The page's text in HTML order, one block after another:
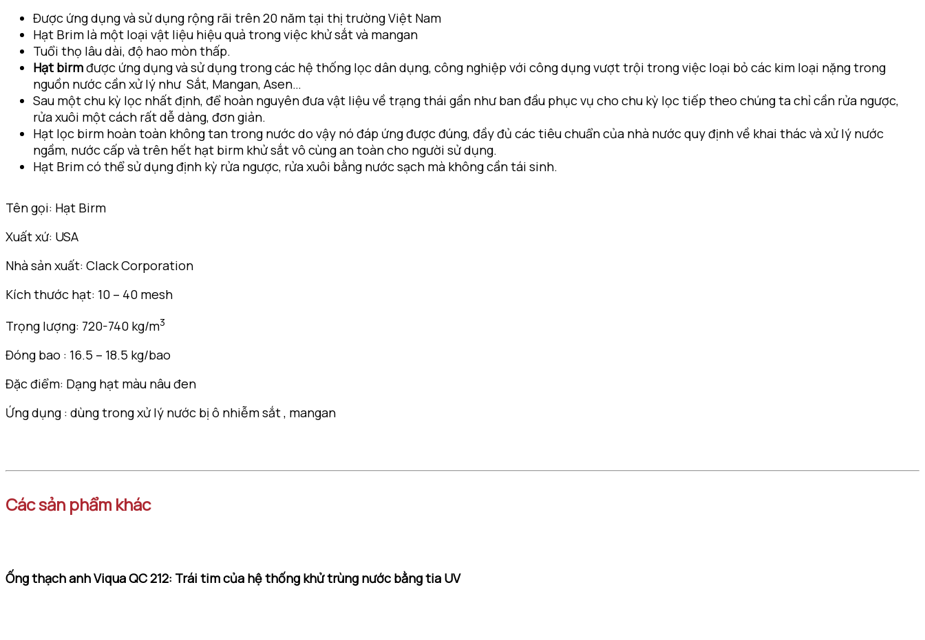
Được ứng dụng và sử dụng rộng rãi trên 20 năm tại thị trường Việt Nam
Hạt Brim là một loại vật liệu hiệu quả trong việc khử sắt và mangan
Tuổi thọ lâu dài, độ hao mòn thấp.
Hạt birmđược ứng dụng và sử dụng trong các hệ thống lọc dân dụng, công nghiệp với công dụng vượt trội trong việc loại bỏ các kim loại nặng trong
nguồn nước cần xử lý như Sắt, Mangan, Asen…
Sau một chu kỳ lọc nhất định, để hoàn nguyên đưa vật liệu về trạng thái gần như ban đầu phục vụ cho chu kỳ lọc tiếp theo chúng ta chỉ cần rửa ngược,
rửa xuôi một cách rất dễ dàng, đơn giản.
Hạt lọc birm hoàn toàn không tan trong nước do vậy nó đáp ứng được đúng, đầy đủ các tiêu chuẩn của nhà nước quy định về khai thác và xử lý nước
ngầm, nước cấp và trên hết hạt birm khử sắt vô cùng an toàn cho người sử dụng.
Hạt Brim có thể sử dụng định kỳ rửa ngược, rửa xuôi bằng nước sạch mà không cần tái sinh.
Tên gọi: Hạt Birm
Xuất xứ: USA
Nhà sản xuất: Clack Corporation
Kích thước hạt: 10 – 40 mesh
Trọng lượng: 720-740 kg/m3
Đóng bao : 16.5 – 18.5 kg/bao
Đặc điểm: Dạng hạt màu nâu đen
Ứng dụng : dùng trong xử lý nước bị ô nhiễm sắt , mangan
Các sản phẩm khác
Ống thạch anh Viqua QC 212: Trái tim của hệ thống khử trùng nước bằng tia UV